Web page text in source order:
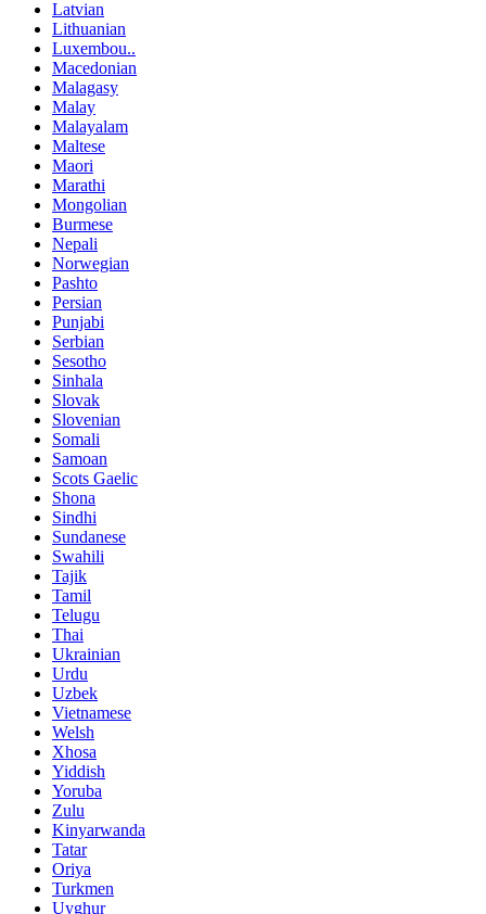
Latvian
Lithuanian
Luxembou..
Macedonian
Malagasy
Malay
Malayalam
Maltese
Maori
Marathi
Mongolian
Burmese
Nepali
Norwegian
Pashto
Persian
Punjabi
Serbian
Sesotho
Sinhala
Slovak
Slovenian
Somali
Samoan
Scots Gaelic
Shona
Sindhi
Sundanese
Swahili
Tajik
Tamil
Telugu
Thai
Ukrainian
Urdu
Uzbek
Vietnamese
Welsh
Xhosa
Yiddish
Yoruba
Zulu
Kinyarwanda
Tatar
Oriya
Turkmen
Uyghur